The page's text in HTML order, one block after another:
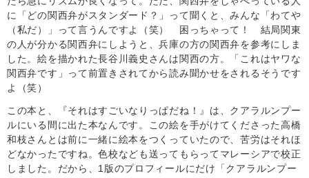
に「どの関西弁がスタンダード？」って聞くと、みんな「わてや
（私だ）」って言うんですよ（笑） 困っちゃって！ 結局関東
の人が分かる関西弁にしようと、兵庫の方の関西弁を参考にしま
した。絵を描かれた長谷川義史さんは関西の方。「これはヤワな
関西弁です」って前置きされてから読み聞かせをされるそうです
よ（笑）
この本と、『それはすごいなりっぱだね！』は、クアラルンプー
ルにいる間に出た本なんです。この絵を手がけてくださった高橋
和枝さんとは前に一緒に絵本をつくっていたので、苦労はそれほ
どなかったですね。色校なども送ってもらってマレーシアで校正
しました。だから、1版のプロフィールにだけ「クアラルンプー